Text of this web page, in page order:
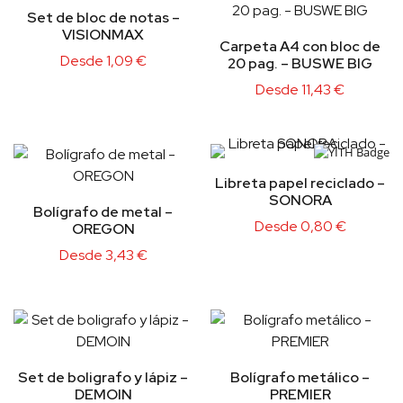
Set de bloc de notas –
VISIONMAX
Desde1,09€
Carpeta A4 con bloc de
20 pag. – BUSWE BIG
Desde11,43€
Bolígrafo de metal –
OREGON
Desde3,43€
Libreta papel reciclado –
SONORA
Desde0,80€
Set de boligrafo y lápiz –
DEMOIN
Bolígrafo metálico –
PREMIER